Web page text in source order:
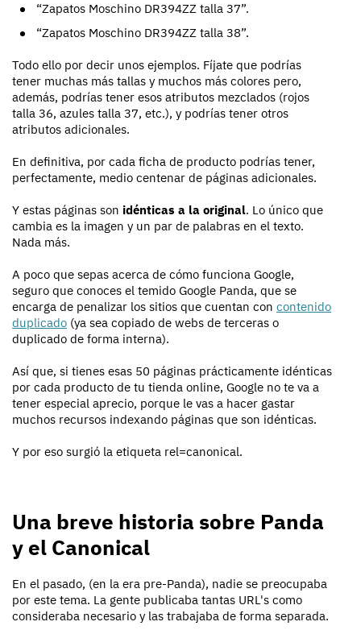
“Zapatos Moschino DR394ZZ talla 37”.
“Zapatos Moschino DR394ZZ talla 38”.
Todo ello por decir unos ejemplos. Fíjate que podrías
tener muchas más tallas y muchos más colores pero,
además, podrías tener esos atributos mezclados (rojos
talla 36, azules talla 37, etc.), y podrías tener otros
atributos adicionales.
En definitiva, por cada ficha de producto podrías tener,
perfectamente, medio centenar de páginas adicionales.
Y estas páginas son idénticas a la original. Lo único que
cambia es la imagen y un par de palabras en el texto.
Nada más.
A poco que sepas acerca de cómo funciona Google,
seguro que conoces el temido Google Panda, que se
encarga de penalizar los sitios que cuentan con contenido
duplicado (ya sea copiado de webs de terceras o
duplicado de forma interna).
Así que, si tienes esas 50 páginas prácticamente idénticas
por cada producto de tu tienda online, Google no te va a
tener especial aprecio, porque le vas a hacer gastar
muchos recursos indexando páginas que son idénticas.
Y por eso surgió la etiqueta rel=canonical.
Una breve historia sobre Panda
y el Canonical
En el pasado, (en la era pre-Panda), nadie se preocupaba
por este tema. La gente publicaba tantas URL's como
consideraba necesario y las trabajaba de forma separada.